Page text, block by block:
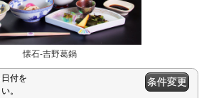
懐石-吉野葛鍋
付を
。
条件変更